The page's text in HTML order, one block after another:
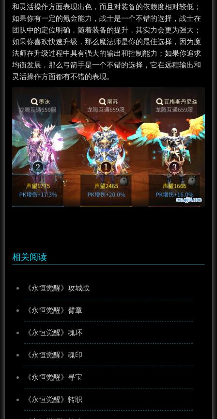
和灵活操作方面表现出色，而且对装备的依赖度相对较低；
如果你有一定的氪金能力，战士是一个不错的选择，战士在
团队中的定位明确，随着装备的提升，其实力会更为强大；
如果你喜欢快速升级，那么魔法师是你的最佳选择，因为魔
法师在升级过程中具有强大的输出和控制能力；如果你追求
均衡发展，那么弓箭手是一个不错的选择，它在远程输出和
灵活操作方面都有不错的表现。
相关阅读
《永恒觉醒》攻城战
《永恒觉醒》臂章
《永恒觉醒》魂环
《永恒觉醒》魂印
《永恒觉醒》寻宝
《永恒觉醒》转职